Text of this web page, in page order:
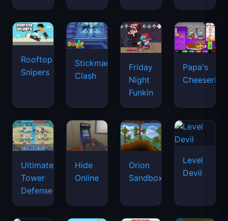
Rooftop
Snipers
Stickman
Clash
Friday
Night
Funkin
Papa's
Cheeseria
Ultimate
Tower
Defense
Hide
Online
Orion
Sandbox
Level
Devil